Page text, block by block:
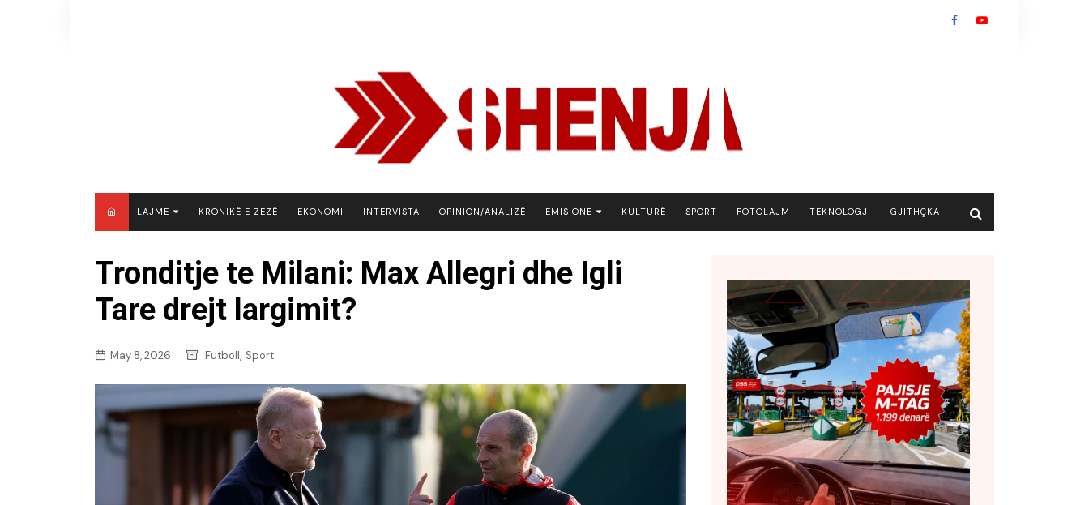
LAJME
KOSOVË
SHQIPËRI
BOTË
KRONIKË E ZEZË EKONOMI INTERVISTA OPINION/ANALIZË EMISIONE
BOTA NE FOKUS
GJURMË
INTERVISTA EMISION
KONAKU
KU E KISHIM FJALEN
KULTURË SPORT FOTOLAJM TEKNOLOGJI GJITHÇKA
Tronditje te Milani: Max Allegri dhe Igli
Tare drejt largimit?
May 8, 2026 Futboll, Sport